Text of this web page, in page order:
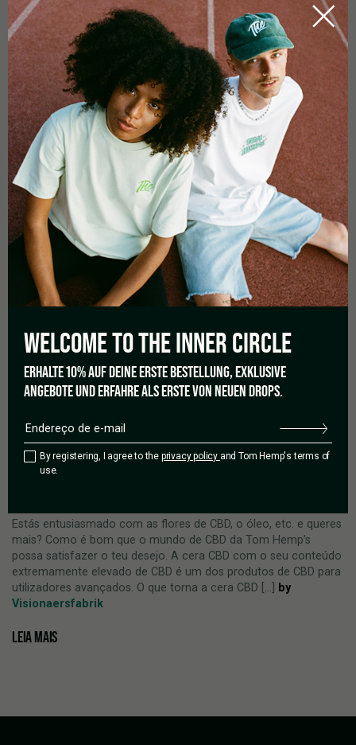
Permitir que o corpo, mas também a mente, relaxe é muitas
vezes difícil no stress da vida quotidiana. Tens de te dedicar
conscientemente ao teu centro interior. A meditação é uma
forma popular de o fazer. Nós da Tom Hemp’s sabemos como
o CBD te pode ajudar a meditar. Quais são os benefícios para a
[...] byVisionaersfabrik
LEIA MAIS
CERA DE CBD: VAPE OR DAB
IT, BABY?
Estás entusiasmado com as flores de CBD, o óleo, etc. e queres
mais? Como é bom que o mundo de CBD da Tom Hemp’s
possa satisfazer o teu desejo. A cera CBD com o seu conteúdo
extremamente elevado de CBD é um dos produtos de CBD para
utilizadores avançados. O que torna a cera CBD [...]
by
Visionaersfabrik
LEIA MAIS
WELCOME TO THEINNER CIRCLE
ERHALTE 10% AUF DEINE ERSTE BESTELLUNG, EXKLUSIVE
ANGEBOTE UND ERFAHRE ALS ERSTE VON NEUEN DROPS.
By registering, I agree to the privacy policy and Tom Hemp's terms of
use.